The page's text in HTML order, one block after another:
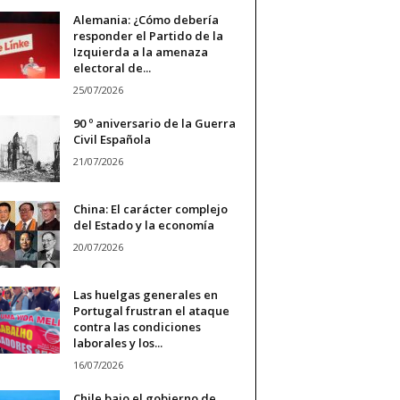
Alemania: ¿Cómo debería
responder el Partido de la
Izquierda a la amenaza
electoral de...
25/07/2026
90 º aniversario de la Guerra
Civil Española
21/07/2026
China: El carácter complejo
del Estado y la economía
20/07/2026
Las huelgas generales en
Portugal frustran el ataque
contra las condiciones
laborales y los...
16/07/2026